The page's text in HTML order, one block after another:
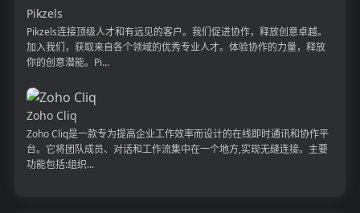
Pikzels
Pikzels连接顶级人才和有远见的客户。我们促进协作，释放创意卓越。
加入我们，获取来自各个领域的优秀专业人才。体验协作的力量，释放
你的创意潜能。Pi...
Zoho Cliq
Zoho Cliq是一款专为提高企业工作效率而设计的在线即时通讯和协作平
台。它将团队成员、对话和工作流集中在一个地方,实现无缝连接。主要
功能包括:组织...